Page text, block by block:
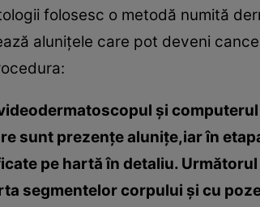
folosesc o metodă numită
aluniţele care pot deveni
şi
sunt prezenţe aluniţe,iar în
pe hartă în detaliu.
segmentelor corpului şi cu